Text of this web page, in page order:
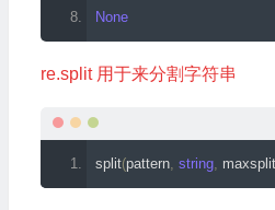
None
re.split 用于来分割字符串
split(pattern, string, maxsplit